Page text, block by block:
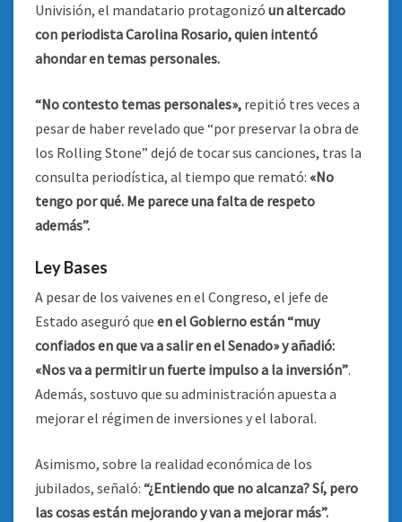
Univisión, el mandatario protagonizó un altercado
con periodista Carolina Rosario, quien intentó
ahondar en temas personales.
“No contesto temas personales», repitió tres veces a
pesar de haber revelado que “por preservar la obra de
los Rolling Stone” dejó de tocar sus canciones, tras la
consulta periodística, al tiempo que remató: «No
tengo por qué. Me parece una falta de respeto
además”.
Ley Bases
A pesar de los vaivenes en el Congreso, el jefe de
Estado aseguró que en el Gobierno están “muy
confiados en que va a salir en el Senado» y añadió:
«Nos va a permitir un fuerte impulso a la inversión”.
Además, sostuvo que su administración apuesta a
mejorar el régimen de inversiones y el laboral.
Asimismo, sobre la realidad económica de los
jubilados, señaló: “¿Entiendo que no alcanza? Sí, pero
las cosas están mejorando y van a mejorar más”.